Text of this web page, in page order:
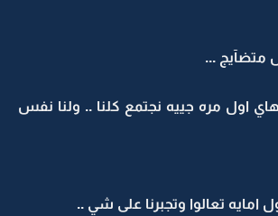
...
اول مره جييه نجتمع كلنا .. ولنا نفس
امايه تعالوا وتجبرنا على شي ..